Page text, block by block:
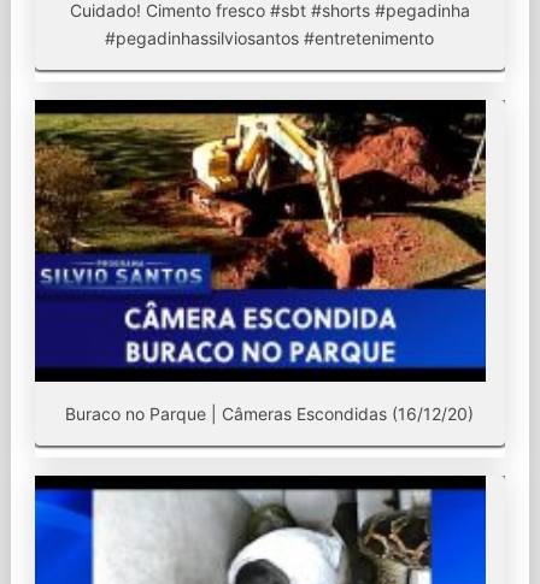
Cuidado! Cimento fresco #sbt #shorts #pegadinha
#pegadinhassilviosantos #entretenimento
Buraco no Parque | Câmeras Escondidas (16/12/20)